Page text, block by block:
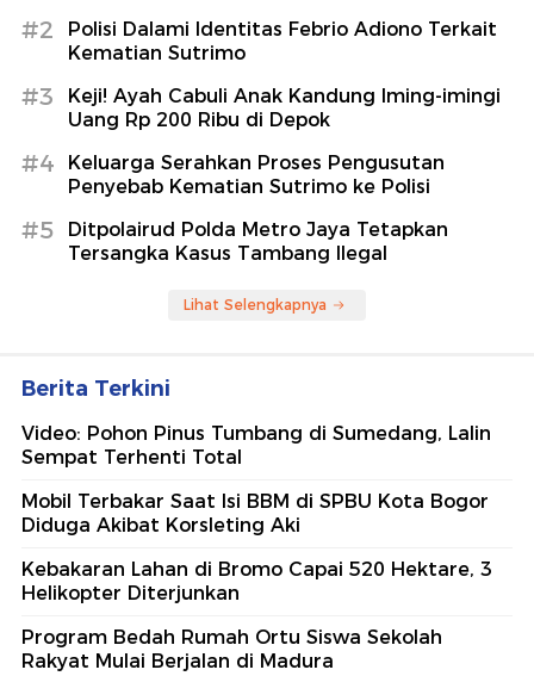
#2
Polisi Dalami Identitas Febrio Adiono Terkait
Kematian Sutrimo
#3
Keji! Ayah Cabuli Anak Kandung Iming-imingi
Uang Rp 200 Ribu di Depok
#4
Keluarga Serahkan Proses Pengusutan
Penyebab Kematian Sutrimo ke Polisi
#5
Ditpolairud Polda Metro Jaya Tetapkan
Tersangka Kasus Tambang Ilegal
Lihat Selengkapnya
Berita Terkini
Video: Pohon Pinus Tumbang di Sumedang, Lalin
Sempat Terhenti Total
Mobil Terbakar Saat Isi BBM di SPBU Kota Bogor
Diduga Akibat Korsleting Aki
Kebakaran Lahan di Bromo Capai 520 Hektare, 3
Helikopter Diterjunkan
Program Bedah Rumah Ortu Siswa Sekolah
Rakyat Mulai Berjalan di Madura